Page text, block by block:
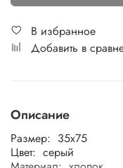
В избранное
Добавить в
Описание
Размер: 35x75
Цвет: серый